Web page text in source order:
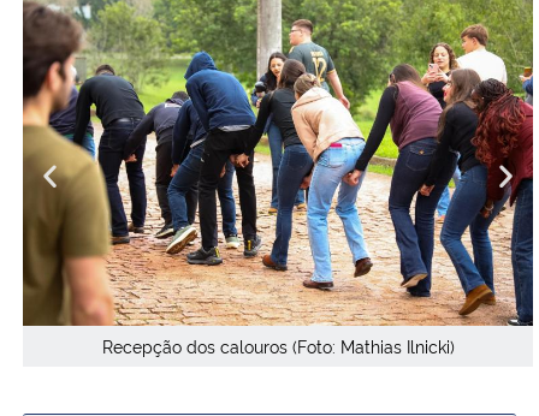
Recepção dos calouros (Foto: Mathias Ilnicki)